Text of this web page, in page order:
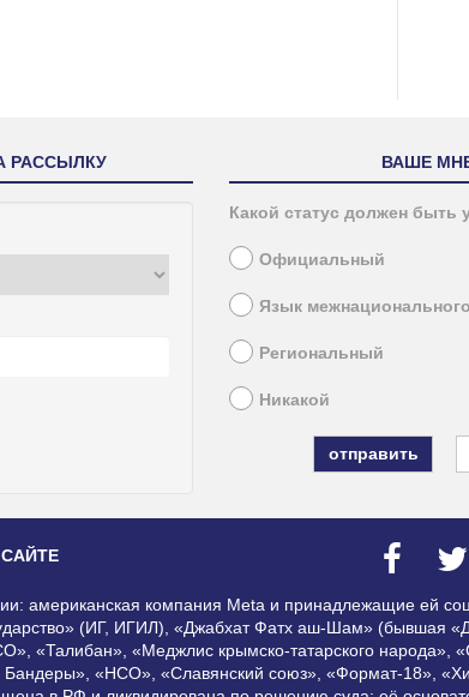
РАССЫЛКУ ВАШЕ
Какой статус должен быть
Официальный
Язык
Региональный
Никакой
американская компания Meta и принадлежащие ей
(ИГ, ИГИЛ), «Джабхат Фатх аш-Шам» (бывшая
«Талибан», «Меджлис крымско-татарского народа»,
Бандеры», «НСО», «Славянский союз», «Формат-18»,